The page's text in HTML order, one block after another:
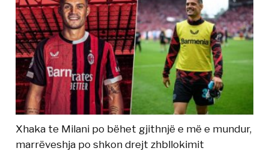
Xhaka te Milani po bëhet gjithnjë e më e mundur,
marrëveshja po shkon drejt zhbllokimit